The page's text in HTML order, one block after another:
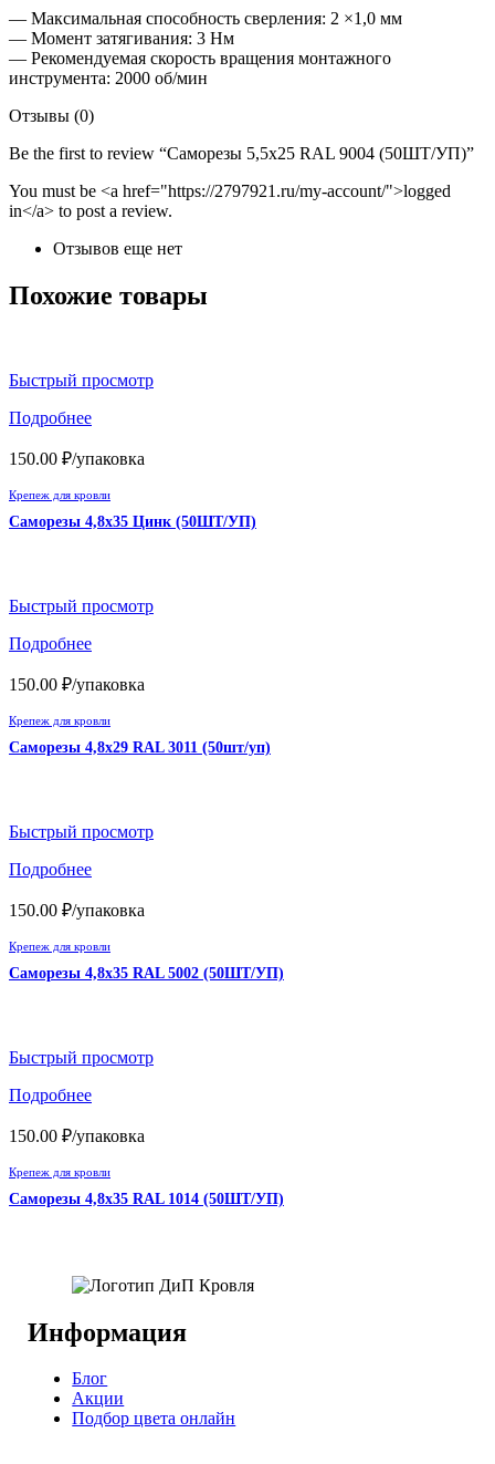
— Максимальная способность сверления: 2 ×1,0 мм
— Момент затягивания: 3 Нм
— Рекомендуемая скорость вращения монтажного
инструмента: 2000 об/мин
Отзывы (0)
Be the first to review “Саморезы 5,5х25 RAL 9004 (50ШТ/УП)”
You must be <a href="https://2797921.ru/my-account/">logged
in</a> to post a review.
Отзывов еще нет
Похожие товары
Быстрый просмотр
Подробнее
150.00 ₽/упаковка
Крепеж для кровли
Саморезы 4,8х35 Цинк (50ШТ/УП)
Быстрый просмотр
Подробнее
150.00 ₽/упаковка
Крепеж для кровли
Саморезы 4,8х29 RAL 3011 (50шт/уп)
Быстрый просмотр
Подробнее
150.00 ₽/упаковка
Крепеж для кровли
Саморезы 4,8х35 RAL 5002 (50ШТ/УП)
Быстрый просмотр
Подробнее
150.00 ₽/упаковка
Крепеж для кровли
Саморезы 4,8х35 RAL 1014 (50ШТ/УП)
Информация
Блог
Акции
Подбор цвета онлайн